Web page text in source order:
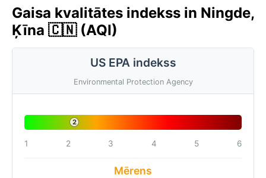
Gaisa kvalitātes indekss in Ningde,
Ķīna 🇨🇳 (AQI)
US EPA indekss
Environmental Protection Agency
2
1 2 3 4 5 6
Mērens